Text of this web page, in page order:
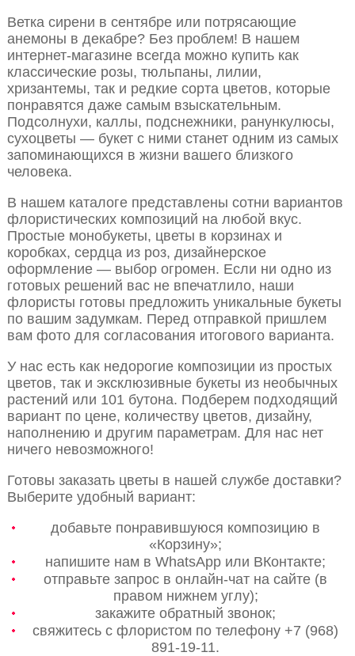
Ветка сирени в сентябре или потрясающие
анемоны в декабре? Без проблем! В нашем
интернет-магазине всегда можно купить как
классические розы, тюльпаны, лилии,
хризантемы, так и редкие сорта цветов, которые
понравятся даже самым взыскательным.
Подсолнухи, каллы, подснежники, ранункулюсы,
сухоцветы — букет с ними станет одним из самых
запоминающихся в жизни вашего близкого
человека.
В нашем каталоге представлены сотни вариантов
флористических композиций на любой вкус.
Простые монобукеты, цветы в корзинах и
коробках, сердца из роз, дизайнерское
оформление — выбор огромен. Если ни одно из
готовых решений вас не впечатлило, наши
флористы готовы предложить уникальные букеты
по вашим задумкам. Перед отправкой пришлем
вам фото для согласования итогового варианта.
У нас есть как недорогие композиции из простых
цветов, так и эксклюзивные букеты из необычных
растений или 101 бутона. Подберем подходящий
вариант по цене, количеству цветов, дизайну,
наполнению и другим параметрам. Для нас нет
ничего невозможного!
Готовы заказать цветы в нашей службе доставки?
Выберите удобный вариант:
добавьте понравившуюся композицию в
«Корзину»;
напишите нам в WhatsApp или ВКонтакте;
отправьте запрос в онлайн-чат на сайте (в
правом нижнем углу);
закажите обратный звонок;
свяжитесь с флористом по телефону +7 (968)
891-19-11.